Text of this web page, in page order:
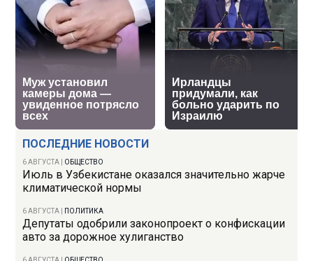
ПОСЛЕДНИЕ НОВОСТИ
6 АВГУСТА ОБЩЕСТВО
Июль в Узбекистане оказался значительно жарче
климатической нормы
6 АВГУСТА ПОЛИТИКА
Депутаты одобрили законопроект о конфискации
авто за дорожное хулиганство